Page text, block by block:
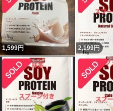
1,599円 2,199円